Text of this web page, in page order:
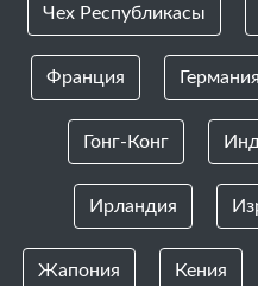
Чех Республикасы
Франция Германия
Гонг-Конг
Ирландия
Жапония Кения